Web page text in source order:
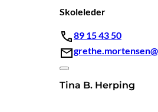
Skoleleder
89 15 43 50
Tina B. Herping